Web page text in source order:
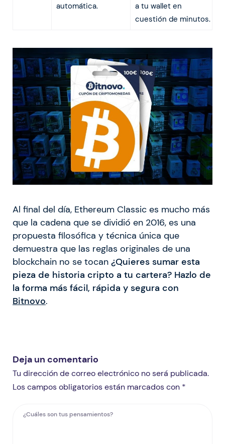
automática.
a tu wallet en
cuestión de minutos.
Al final del día, Ethereum Classic es mucho más
que la cadena que se dividió en 2016, es una
propuesta filosófica y técnica única que
demuestra que las reglas originales de una
blockchain no se tocan ¿Quieres sumar esta
pieza de historia cripto a tu cartera? Hazlo de
la forma más fácil, rápida y segura con
Bitnovo.
Deja un comentario
Tu dirección de correo electrónico no será publicada.
Los campos obligatorios están marcados con *